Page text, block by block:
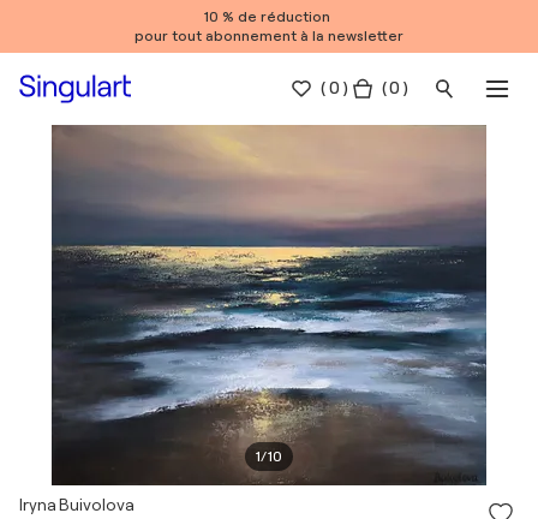
10 % de réduction
pour tout abonnement à la newsletter
(0 ) ( 0 )
1/10
Iryna Buivolova